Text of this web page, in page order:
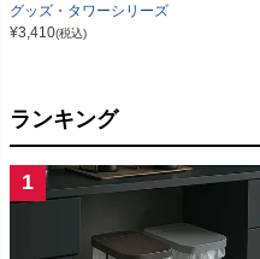
グッズ・タワーシリーズ
¥3,410(税込)
ランキング
1